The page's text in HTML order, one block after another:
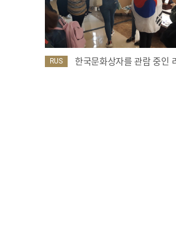
RUS 한국문화상자를 관람 중인